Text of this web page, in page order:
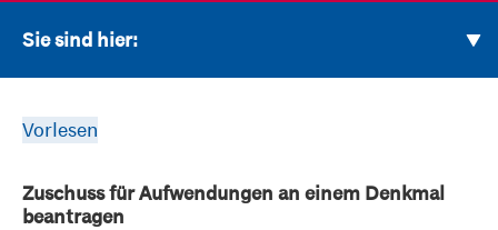
Sie sind hier:
Vorlesen
Zuschuss für Aufwendungen an einem Denkmal
beantragen